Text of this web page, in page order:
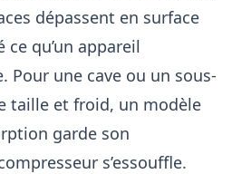
dépassent en surface
qu’un appareil
Pour une cave ou un sous-
taille et froid, un modèle
garde son
s’essouffle.